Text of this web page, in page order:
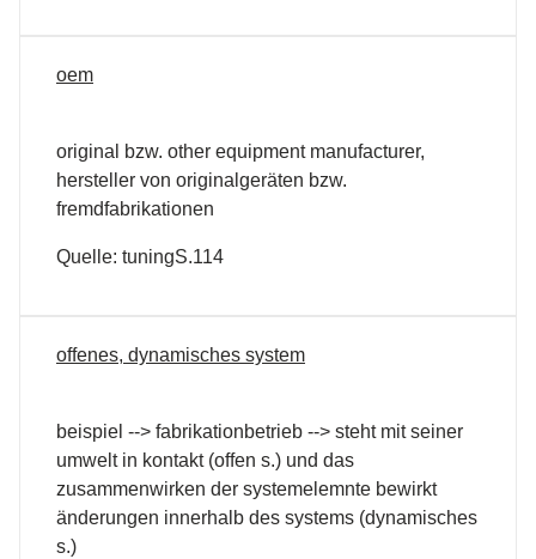
oem
original bzw. other equipment manufacturer,
hersteller von originalgeräten bzw.
fremdfabrikationen
Quelle: tuningS.114
offenes, dynamisches system
beispiel --> fabrikationbetrieb --> steht mit seiner
umwelt in kontakt (offen s.) und das
zusammenwirken der systemelemnte bewirkt
änderungen innerhalb des systems (dynamisches
s.)